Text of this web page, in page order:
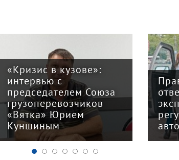
«Кризис в кузове»:
интервью с
председателем Союза
грузоперевозчиков
«Вятка» Юрием
Куншиным